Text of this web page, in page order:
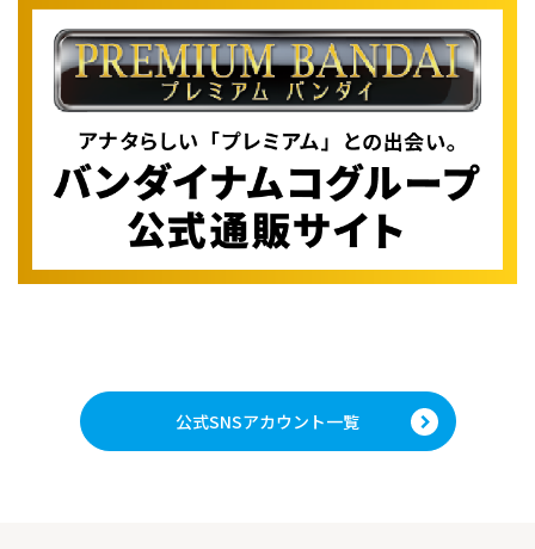
公式SNSアカウント一覧